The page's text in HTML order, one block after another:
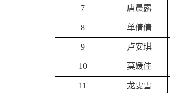
7 唐晨露
8 单倩倩
9 卢安琪
10 莫媛佳
11 龙雯雪